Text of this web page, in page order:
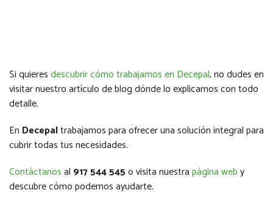
Si quieresdescubrir cómo trabajamos en Decepal, no dudes en
visitar nuestro artículo de blog dónde lo explicamos con todo
detalle.
En Decepaltrabajamos para ofrecer una solución integral para
cubrir todas tus necesidades.
Contáctanosal 917 544 545o visita nuestrapágina weby
descubre cómo podemos ayudarte.